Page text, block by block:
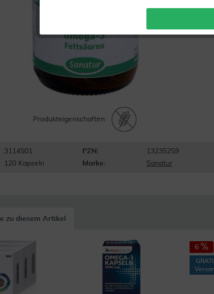
Produkteigenschaften:
3114501 PZN:
13235259
120 Kapseln Marke: Sanatur
zu diesem Artikel
6